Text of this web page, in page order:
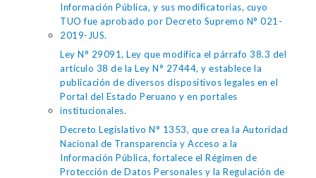
Información Pública, y sus modificatorias, cuyo
TUO fue aprobado por Decreto Supremo N° 021-
2019-JUS.
Ley N° 29091, Ley que modifica el párrafo 38.3 del
artículo 38 de la Ley N° 27444, y establece la
publicación de diversos dispositivos legales en el
Portal del Estado Peruano y en portales
institucionales.
Decreto Legislativo N° 1353, que crea la Autoridad
Nacional de Transparencia y Acceso a la
Información Pública, fortalece el Régimen de
Protección de Datos Personales y la Regulación de